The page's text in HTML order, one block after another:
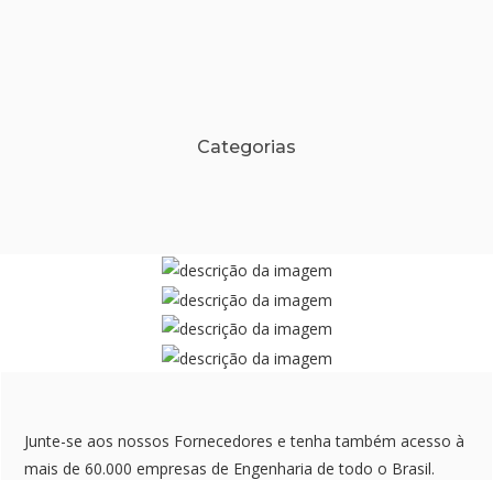
Categorias
Junte-se aos nossos Fornecedores e tenha também acesso à
mais de 60.000 empresas de Engenharia de todo o Brasil.